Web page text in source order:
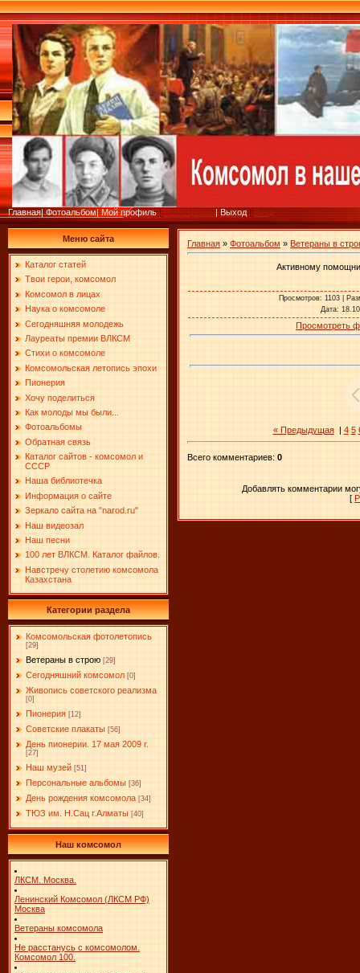
Главная|Фотоальбом|Мой профиль|Регистрация|Выход|Вход
Меню сайта
Каталог статей
Твои герои, комсомол
Комсомол в лицах
Наука о комсомоле
Сегодняшняя молодежь
Лауреаты премии ВЛКСМ
Стихи о комсомоле
Комсомольская летопись эпохи
Пионерия
Хочу поделиться
Как молоды мы были...
Фотоальбомы
Обратная связь
Каталог сайтов - комсомол и
СССР
Наша библиотечка
Информация о сайте
Зеркало сайта на "narоd.ru"
Наш видеозал
Наш песни
100 лет ВЛКСМ. Каталог файлов.
Навстречу столетию комсомола
Казахстана
Категории раздела
Комсомольская фотолетопись
[29]
Ветераны в строю [29]
Сегодняшний комсомол [0]
Живопись советского реализма
[0]
Пионерия [12]
Cоветские плакаты [56]
День пионерии. 17 мая 2009 г.
[27]
Наш музей [51]
Персональные альбомы [36]
День рождения комсомола [34]
ТЮЗ им. Н.Сац г.Алматы [40]
Наш комсомол
ЛКСМ. Москва.
Ленинский Комсомол (ЛКСМ РФ)
Москва
Ветераны комсомола
Не расстанусь с комсомолом.
Комсомол 100.
Главная » Фотоальбом » Ветераны в
Активному
Просмотров: 1103 |
Дата:
Просмотреть
« Предыдущая| 4 5
Всего комментариев: 0
Добавлять комментарии
[